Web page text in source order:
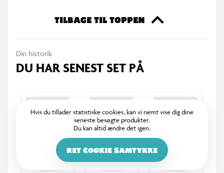
ekstra til din samling eller til at give den perfekte gave til en
TILBAGE TIL TOPPEN
Din historik
DU HAR SENEST SET PÅ
Hvis du tillader statistiske cookies, kan vi nemt vise dig dine
seneste besøgte produkter.
Du kan altid ændre det igen.
RET COOKIE SAMTYKKE